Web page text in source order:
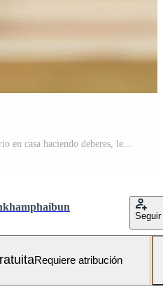
Seguir
Requiere atribución